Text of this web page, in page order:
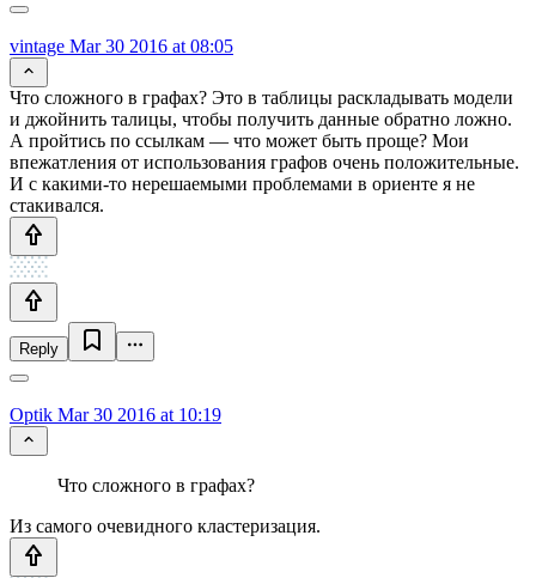
vintage Mar 30 2016 at 08:05
Что сложного в графах? Это в таблицы раскладывать модели
и джойнить талицы, чтобы получить данные обратно ложно.
А пройтись по ссылкам — что может быть проще? Мои
впежатления от использования графов очень положительные.
И с какими-то нерешаемыми проблемами в ориенте я не
стакивался.
Reply
Optik Mar 30 2016 at 10:19
Что сложного в графах?
Из самого очевидного кластеризация.